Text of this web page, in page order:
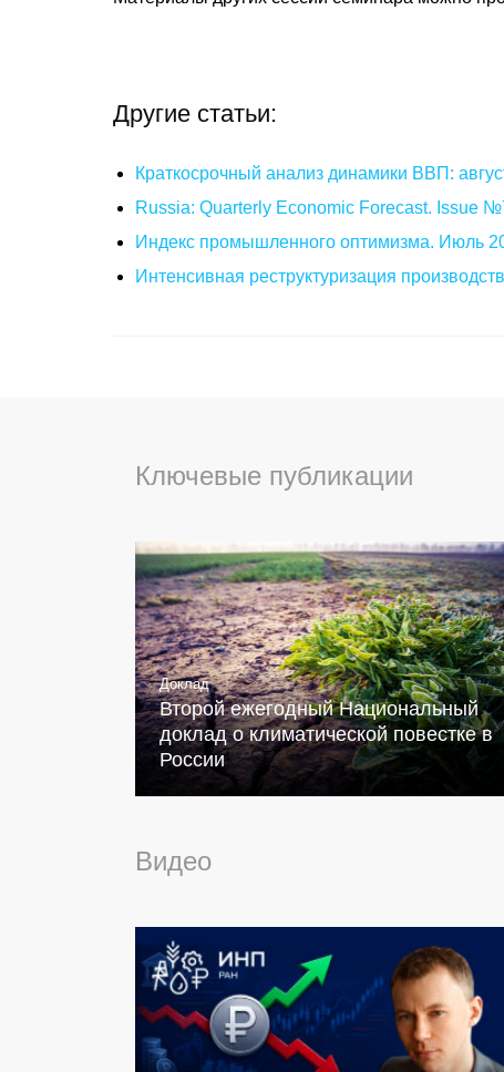
Другие статьи:
Краткосрочный анализ динамики ВВП:
Russia: Quarterly Economic Forecast. Issue
Индекс промышленного оптимизма. Июль
Интенсивная реструктуризация
Ключевые публикации
Доклад
Второй ежегодный Национальный
доклад о климатической повестке в
России
Видео